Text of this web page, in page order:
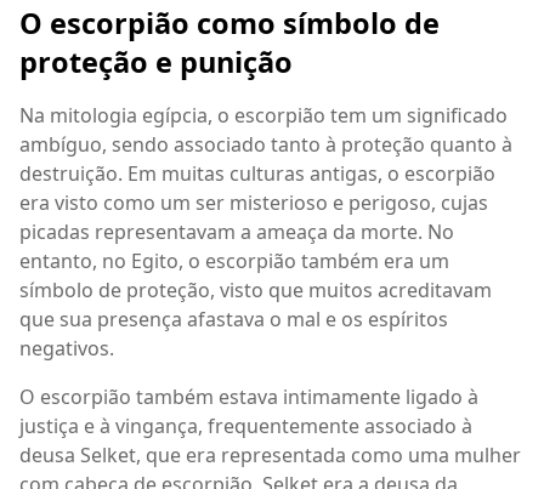
O escorpião como símbolo de
proteção e punição
Na mitologia egípcia, o escorpião tem um significado
ambíguo, sendo associado tanto à proteção quanto à
destruição. Em muitas culturas antigas, o escorpião
era visto como um ser misterioso e perigoso, cujas
picadas representavam a ameaça da morte. No
entanto, no Egito, o escorpião também era um
símbolo de proteção, visto que muitos acreditavam
que sua presença afastava o mal e os espíritos
negativos.
O escorpião também estava intimamente ligado à
justiça e à vingança, frequentemente associado à
deusa Selket, que era representada como uma mulher